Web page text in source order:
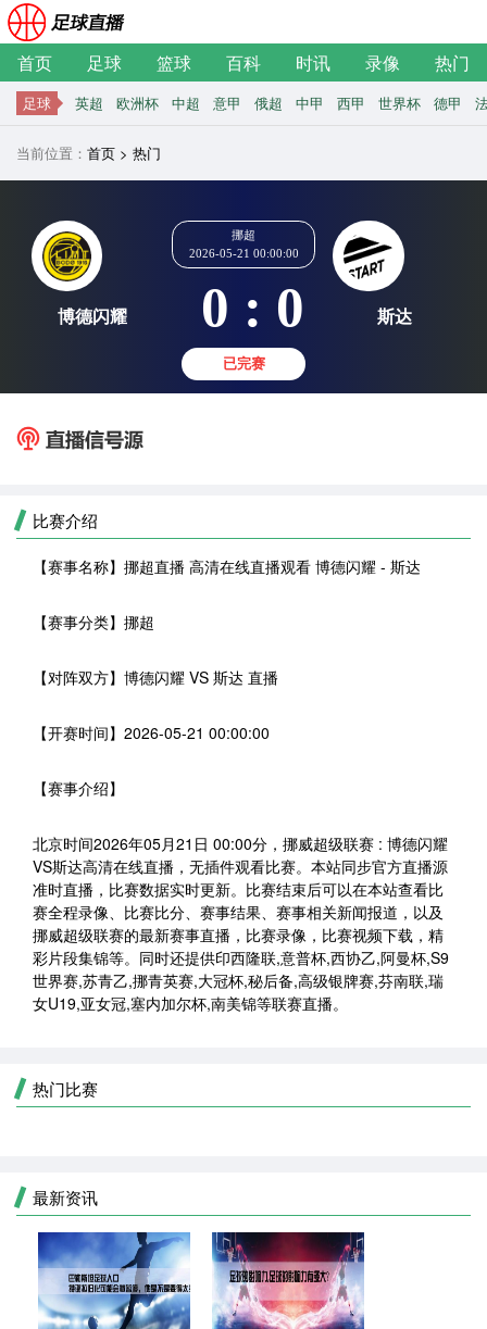
首页 足球 篮球 百科 时讯 录像 热门
足球 英超 欧洲杯 中超 意甲 俄超 中甲 西甲 世界杯 德甲
当前位置： 首页 > 热门
挪超
2026-05-21 00:00:00
0 : 0
比赛介绍
【赛事名称】 挪超直播 高清在线直播观看 博德闪耀 - 斯达
【赛事分类】 挪超
【对阵双方】 博德闪耀 VS 斯达 直播
【开赛时间】 2026-05-21 00:00:00
【赛事介绍】
北京时间2026年05月21日 00:00分，挪威超级联赛 : 博德闪耀
VS斯达高清在线直播，无插件观看比赛。本站同步官方直播源
准时直播，比赛数据实时更新。比赛结束后可以在本站查看比
赛全程录像、比赛比分、赛事结果、赛事相关新闻报道，以及
挪威超级联赛的最新赛事直播，比赛录像，比赛视频下载，精
彩片段集锦等。同时还提供印西隆联,意普杯,西协乙,阿曼杯,S9
世界赛,苏青乙,挪青英赛,大冠杯,秘后备,高级银牌赛,芬南联,瑞
女U19,亚女冠,塞内加尔杯,南美锦等联赛直播。
热门比赛
最新资讯